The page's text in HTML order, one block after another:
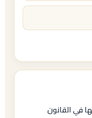
Due Diligence
في القانون